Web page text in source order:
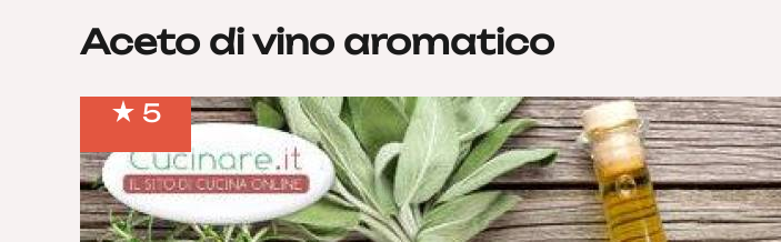
Aceto di vino aromatico
5